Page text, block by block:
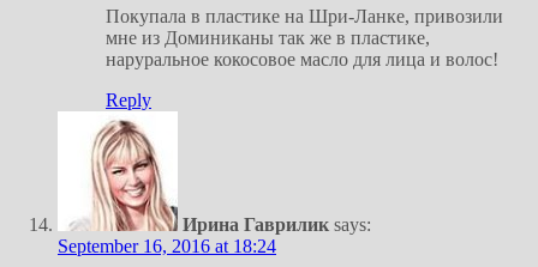
Покупала в пластике на Шри-Ланке, привозили
мне из Доминиканы так же в пластике,
наруральное кокосовое масло для лица и волос!
Reply
Ирина Гаврилик says:
September 16, 2016 at 18:24